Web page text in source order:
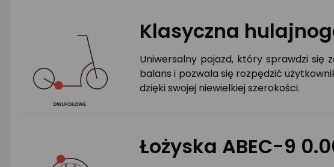
Klasyczna
Uniwersalny pojazd, który sprawdzi się
balans i pozwala się rozpędzić
dzięki swojej niewielkiej szerokości.
Łożyska ABEC-9